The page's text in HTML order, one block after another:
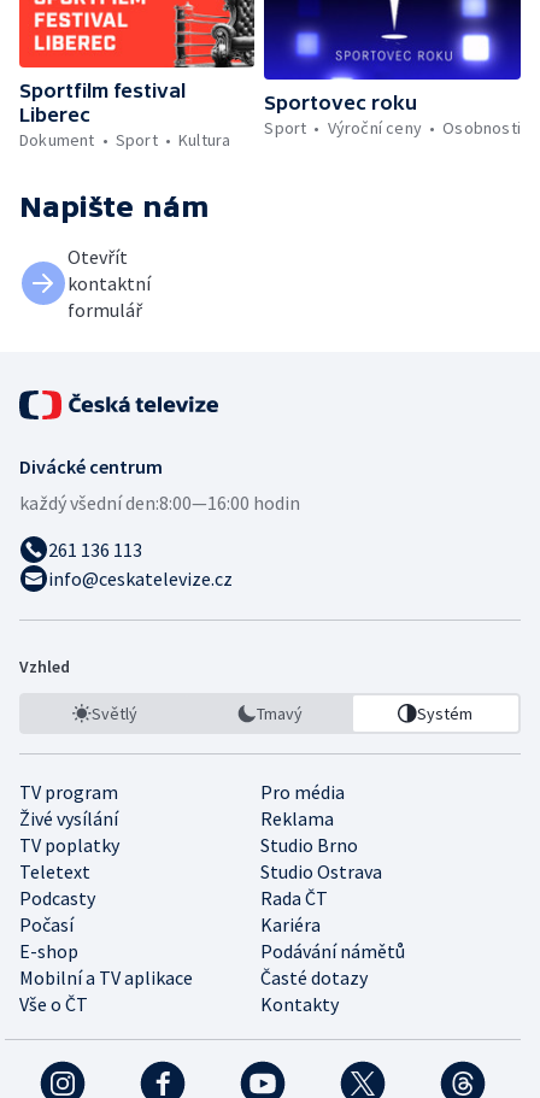
Sportfilm festival
Liberec
Dokument
Sport Kultura
Sportovec roku
Sport
Výroční ceny Osobnosti
Napište nám
Otevřít
kontaktní
formulář
Divácké centrum
každý všední den:8:00—16:00 hodin
261 136 113
info@ceskatelevize.cz
Vzhled
Světlý Tmavý Systém
TV program
Pro média
Živé vysílání
Reklama
TV poplatky
Studio Brno
Teletext
Studio Ostrava
Podcasty
Rada ČT
Počasí
Kariéra
E-shop
Podávání námětů
Mobilní a TV aplikace
Časté dotazy
Vše o ČT
Kontakty